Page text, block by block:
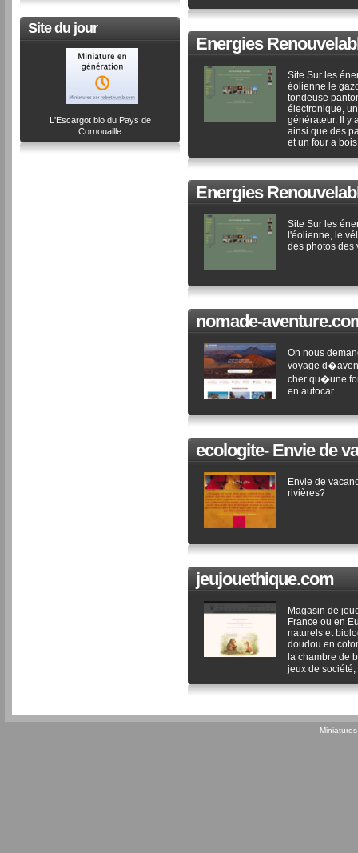
Site du jour
L'Escargot bio du Pays de
Cornouaille
Energies
Site Sur les
éolienne le
tondeuse
électronique,
générateur. Il y
ainsi que des
et un four a bois
Energies
Site Sur les
l'éolienne, le
des photos des
nomade-
On nous
voyage
cher qu�une
en autocar.
ecologite- Envie de
Envie de
rivières?
jeujouethique.com
Magasin de
France ou en
naturels et
doudou en
la chambre de
jeux de